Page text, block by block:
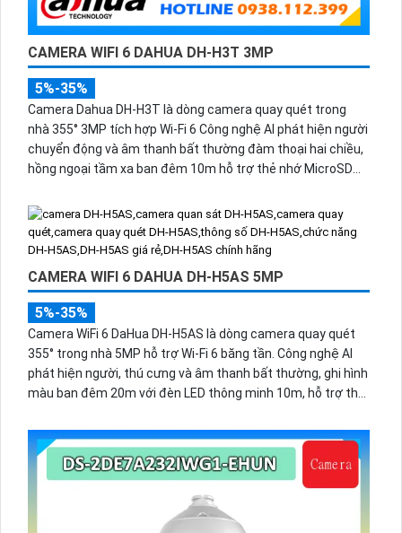
CAMERA WIFI 6 DAHUA DH-H3T 3MP
5%-35%
Camera Dahua DH-H3T là dòng camera quay quét trong
nhà 355° 3MP tích hợp Wi-Fi 6 Công nghệ AI phát hiện người
chuyển động và âm thanh bất thường đàm thoại hai chiều,
hồng ngoại tầm xa ban đêm 10m hỗ trợ thẻ nhớ MicroSD
CAMERA WIFI 6 DAHUA DH-H5AS 5MP
5%-35%
Camera WiFi 6 DaHua DH-H5AS là dòng camera quay quét
355° trong nhà 5MP hỗ trợ Wi-Fi 6 băng tần. Công nghệ AI
phát hiện người, thú cưng và âm thanh bất thường, ghi hình
màu ban đêm 20m với đèn LED thông minh 10m, hỗ trợ thẻ